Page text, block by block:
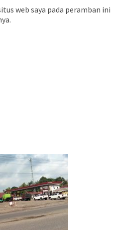
web saya pada peramban ini